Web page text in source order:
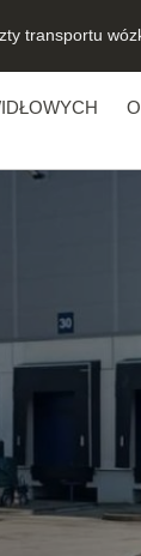
transportu